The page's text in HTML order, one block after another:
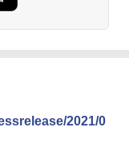
ンレンジ 25L 一人
2021/0